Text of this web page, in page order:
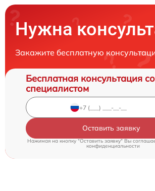
Нужна
Закажите бесплатную
Бесплатная консультация со
специалистом
Оставить заявку
Нажимая на кнопку "Оставить заявку" Вы
конфиденциальности